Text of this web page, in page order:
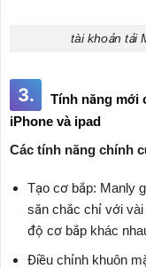
tài khoản tải
3.
Tính năng mới
iPhone và ipad
Các tính năng chính
Tạo cơ bắp: Manly
săn chắc chỉ với
độ cơ bắp khác
Điều chỉnh khuôn